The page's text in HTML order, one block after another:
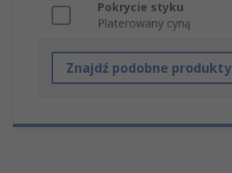
Pokrycie styku
Platerowany cyną
Znajdź podobne produkty